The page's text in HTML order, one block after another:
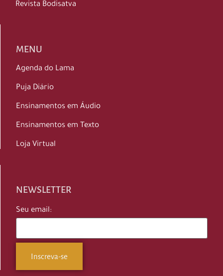
Revista Bodisatva
MENU
Agenda do Lama
Puja Diário
Ensinamentos em Áudio
Ensinamentos em Texto
Loja Virtual
NEWSLETTER
Seu email: